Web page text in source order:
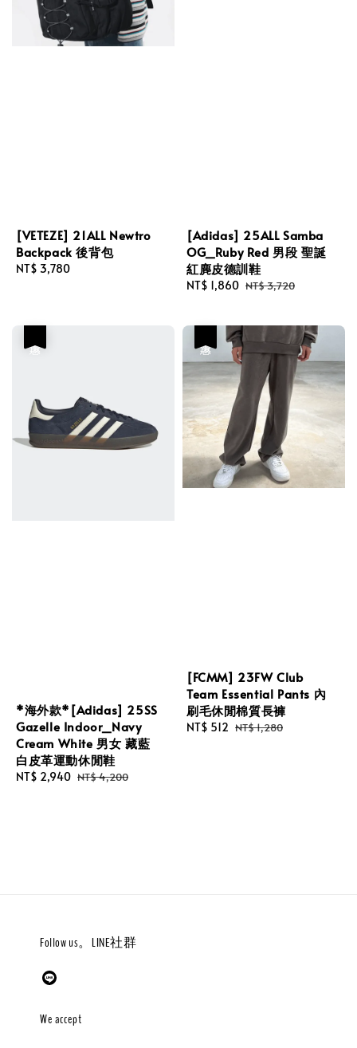
[VETEZE] 21ALL Newtro
Backpack 後背包
Regular
NT$ 3,780
[Adidas] 25ALL Samba
OG_Ruby Red 男段 聖誕
紅麂皮德訓鞋
Sale
NT$ 1,860 Regular
NT$ 3,720
*海外款*[Adidas] 25SS
Gazelle Indoor_Navy
Cream White 男女 藏藍
白皮革運動休閒鞋
Sale
NT$ 2,940 Regular
NT$ 4,200
[FCMM] 23FW Club
Team Essential Pants 內
刷毛休閒棉質長褲
Sale
NT$ 512 Regular
NT$ 1,280
Follow us。LINE社群
We accept